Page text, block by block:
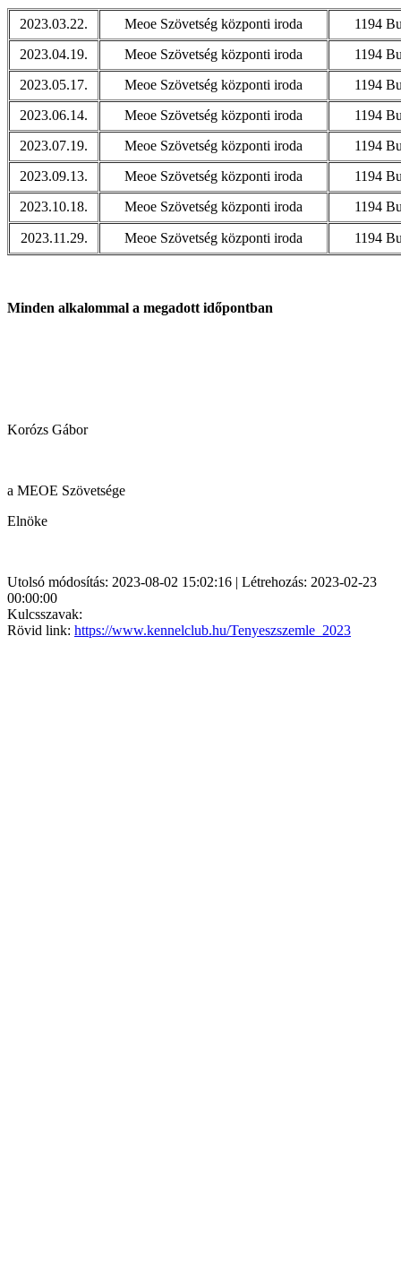
2023.03.22. Meoe Szövetség központi iroda
1194
2023.04.19.
Meoe Szövetség központi iroda
1194
2023.05.17.
Meoe Szövetség központi iroda
1194
2023.06.14.
Meoe Szövetség központi iroda
1194
2023.07.19.
Meoe Szövetség központi iroda
1194
2023.09.13.
Meoe Szövetség központi iroda
1194
2023.10.18.
Meoe Szövetség központi iroda 1194
2023.11.29. Meoe Szövetség központi iroda 1194
Minden alkalommal a megadott időpontban
Korózs Gábor
a MEOE Szövetsége
Elnöke
Utolsó módosítás: 2023-08-02 15:02:16 | Létrehozás: 2023-02-23
00:00:00
Kulcsszavak:
Rövid link: https://www.kennelclub.hu/Tenyeszszemle_2023